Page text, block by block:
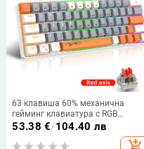
63 клавиша 60% механична
гейминг клавиатура с RGB
подсветка, жична
53.38 €/104.40 лв